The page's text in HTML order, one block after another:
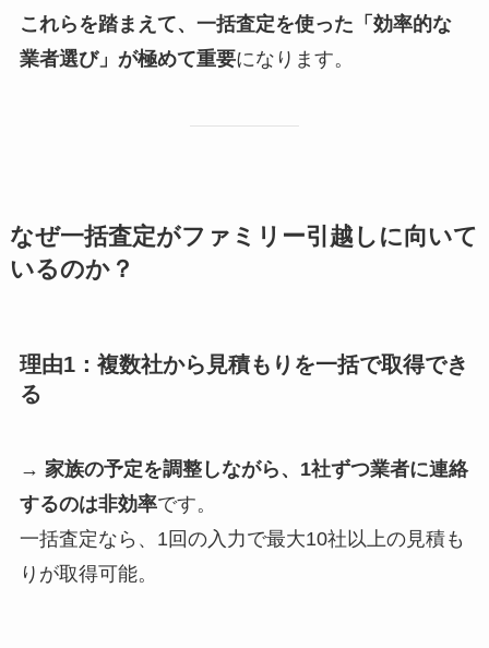
これらを踏まえて、一括査定を使った「効率的な
業者選び」が極めて重要になります。
なぜ一括査定がファミリー引越しに向いて
いるのか？
理由1：複数社から見積もりを一括で取得でき
る
→ 家族の予定を調整しながら、1社ずつ業者に連絡
するのは非効率です。
一括査定なら、1回の入力で最大10社以上の見積も
りが取得可能。